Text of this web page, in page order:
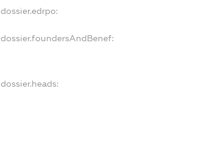
dossier.edrpo:
dossier.foundersAndBenef:
dossier.heads: